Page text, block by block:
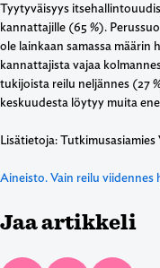
Tyytyväisyys
kannattajille (65 %).
ole lainkaan samassa määrin
kannattajista vajaa
tukijoista reilu neljännes (27
keskuudesta löytyy muita
Lisätietoja: Tutkimusasiamies
Aineisto. Vain reilu
Jaa artikkeli